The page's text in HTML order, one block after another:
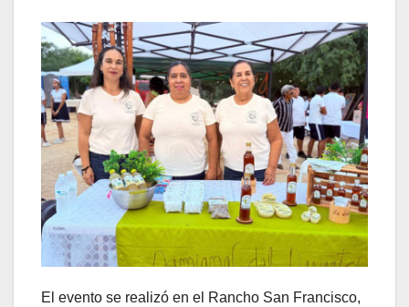
El evento se realizó en el Rancho San Francisco,